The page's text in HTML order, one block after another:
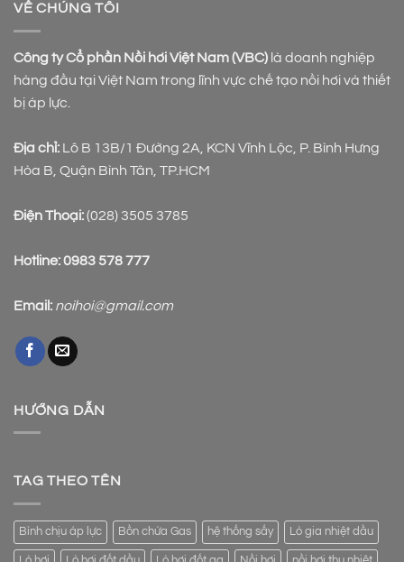
VỀ CHÚNG TÔI
Công ty Cổ phần Nồi hơi Việt Nam (VBC) là doanh nghiệp
hàng đầu tại Việt Nam trong lĩnh vực chế tạo nồi hơi và thiết
bị áp lực.
Địa chỉ: Lô B 13B/1 Đường 2A, KCN Vĩnh Lộc, P. Bình Hưng
Hòa B, Quận Bình Tân, TP.HCM
Điện Thoại:(028) 3505 3785
Hotline:0983 578 777
Email: noihoi@gmail.com
HƯỚNG DẪN
TAG THEO TÊN
Bình chịu áp lực Bồn chứa Gas hệ thống sấy Lò gia nhiệt dầu